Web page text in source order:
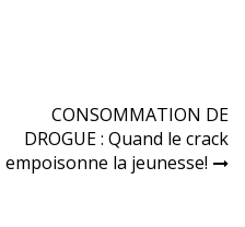
CONSOMMATION DE
DROGUE : Quand le crack
empoisonne la jeunesse!